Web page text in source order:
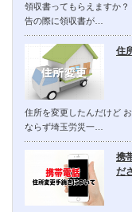
領収書ってもらえますか
告の際に領収書が…
住
住所を変更したんだけど
ならず埼玉労災一…
携
だ